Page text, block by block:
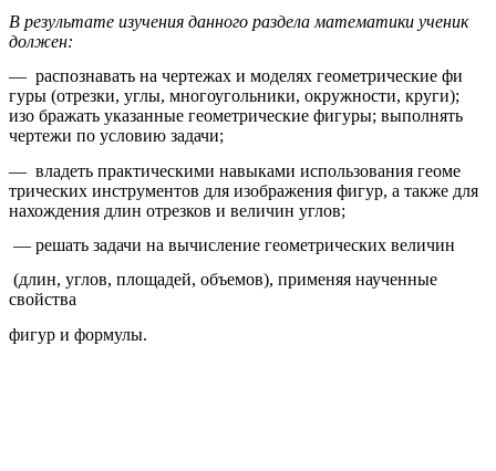
В результате изучения данного раздела математики ученик
должен:
— распознавать на чертежах и моделях геометрические фи
гуры (отрезки, углы, многоугольники, окружности, круги);
изо бражать указанные геометрические фигуры; выполнять
чертежи по условию задачи;
— владеть практическими навыками использования геоме
трических инструментов для изображения фигур, а также для
нахождения длин отрезков и величин углов;
— решать задачи на вычисление геометрических величин
(длин, углов, площадей, объемов), применяя наученные
свойства
фигур и формулы.